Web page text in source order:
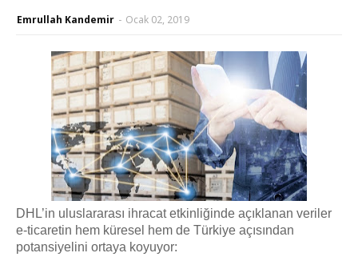
Emrullah Kandemir - Ocak 02, 2019
DHL’in uluslararası ihracat etkinliğinde açıklanan veriler
e-ticaretin hem küresel hem de Türkiye açısından
potansiyelini ortaya koyuyor: